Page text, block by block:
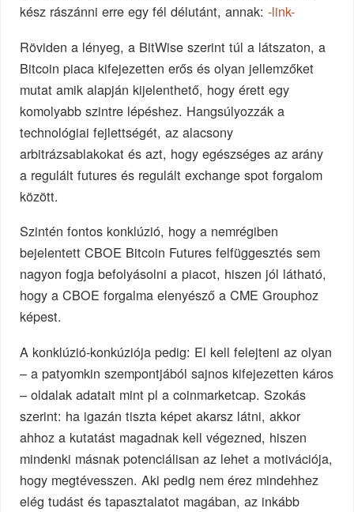
kész rászánni erre egy fél délutánt, annak:-link-
Röviden a lényeg, a BitWise szerint túl a látszaton, a
Bitcoin piaca kifejezetten erős és olyan jellemzőket
mutat amik alapján kijelenthető, hogy érett egy
komolyabb szintre lépéshez. Hangsúlyozzák a
technológiai fejlettségét, az alacsony
arbitrázsablakokat és azt, hogy egészséges az arány
a regulált futures és regulált exchange spot forgalom
között.
Szintén fontos konklúzió, hogy a nemrégiben
bejelentett CBOE Bitcoin Futures felfüggesztés sem
nagyon fogja befolyásolni a piacot, hiszen jól látható,
hogy a CBOE forgalma elenyésző a CME Grouphoz
képest.
A konklúzió-konkúziója pedig: El kell felejteni az olyan
– a patyomkin szempontjából sajnos kifejezetten káros
– oldalak adatait mint pl a coinmarketcap. Szokás
szerint: ha igazán tiszta képet akarsz látni, akkor
ahhoz a kutatást magadnak kell végezned, hiszen
mindenki másnak potenciálisan az lehet a motivációja,
hogy megtévesszen. Aki pedig nem érez mindehhez
elég tudást és tapasztalatot magában, az inkább